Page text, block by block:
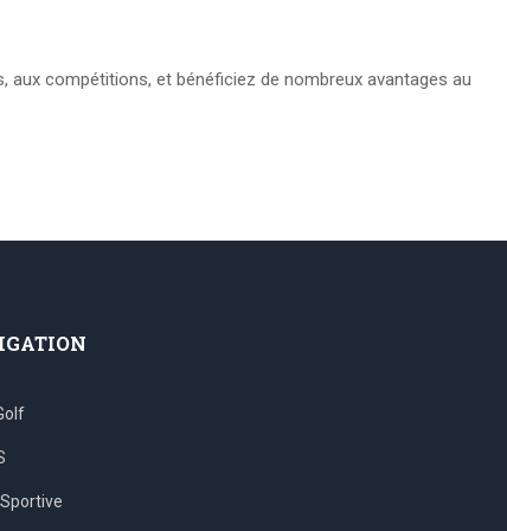
aux compétitions, et bénéficiez de nombreux avantages au